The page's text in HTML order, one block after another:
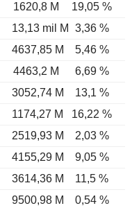
1620,8 M 19,05 %
13,13 mil M 3,36 %
4637,85 M 5,46 %
4463,2 M 6,69 %
3052,74 M 13,1 %
1174,27 M 16,22 %
2519,93 M 2,03 %
4155,29 M 9,05 %
3614,36 M 11,5 %
9500,98 M 0,54 %